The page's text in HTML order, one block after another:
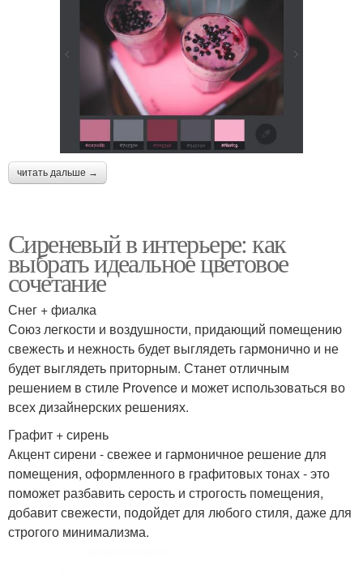
читать дальше →
Сиреневый в интерьере: как
выбрать идеальное цветовое
сочетание
Снег + фиалка
Союз легкости и воздушности, придающий помещению
свежесть и нежность будет выглядеть гармонично и не
будет выглядеть приторным. Станет отличным
решением в стиле Provence и может использоваться во
всех дизайнерских решениях.
Графит + сирень
Акцент сирени - свежее и гармоничное решение для
помещения, оформленного в графитовых тонах - это
поможет разбавить серость и строгость помещения,
добавит свежести, подойдет для любого стиля, даже для
строгого минимализма.